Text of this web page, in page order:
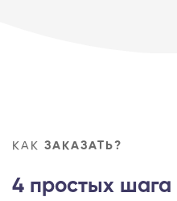
КАК ЗАКАЗАТЬ?
4 простых шага